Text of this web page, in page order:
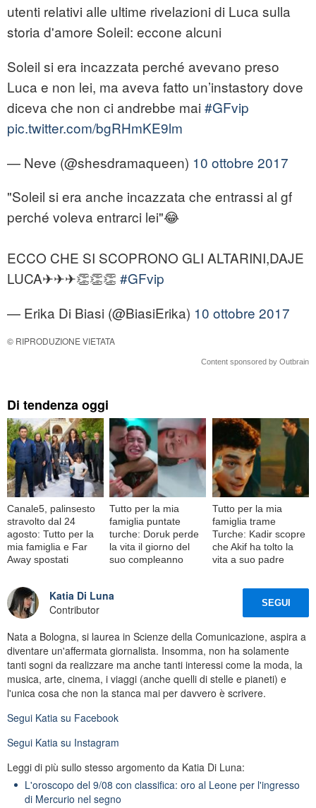
utenti relativi alle ultime rivelazioni di Luca sulla
storia d'amore Soleil: eccone alcuni
Soleil si era incazzata perché avevano preso
Luca e non lei, ma aveva fatto un’instastory dove
diceva che non ci andrebbe mai #GFvip
pic.twitter.com/bgRHmKE9lm
— Neve (@shesdramaqueen) 10 ottobre 2017
"Soleil si era anche incazzata che entrassi al gf
perché voleva entrarci lei"😂
ECCO CHE SI SCOPRONO GLI ALTARINI,DAJE
LUCA✈✈✈👏👏👏 #GFvip
— Erika Di Biasi (@BiasiErika) 10 ottobre 2017
© RIPRODUZIONE VIETATA
Content sponsored by Outbrain
Di tendenza oggi
Canale5, palinsesto
stravolto dal 24
agosto: Tutto per la
mia famiglia e Far
Away spostati
Tutto per la mia
famiglia puntate
turche: Doruk perde
la vita il giorno del
suo compleanno
Tutto per la mia
famiglia trame
Turche: Kadir scopre
che Akif ha tolto la
vita a suo padre
Katia Di Luna
Contributor
SEGUI
Nata a Bologna, si laurea in Scienze della Comunicazione, aspira a
diventare un'affermata giornalista. Insomma, non ha solamente
tanti sogni da realizzare ma anche tanti interessi come la moda, la
musica, arte, cinema, i viaggi (anche quelli di stelle e pianeti) e
l'unica cosa che non la stanca mai per davvero è scrivere.
Segui Katia su Facebook
Segui Katia su Instagram
Leggi di più sullo stesso argomento da Katia Di Luna:
L'oroscopo del 9/08 con classifica: oro al Leone per l'ingresso
di Mercurio nel segno